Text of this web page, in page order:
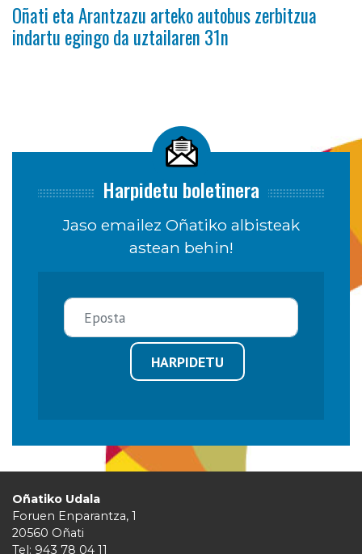
Oñati eta Arantzazu arteko autobus zerbitzua
indartu egingo da uztailaren 31n
Harpidetu boletinera
Jaso emailez Oñatiko albisteak
astean behin!
HARPIDETU
Oñatiko Udala
Foruen Enparantza, 1
20560 Oñati
Tel: 943 78 04 11